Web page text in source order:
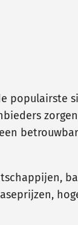
populairste